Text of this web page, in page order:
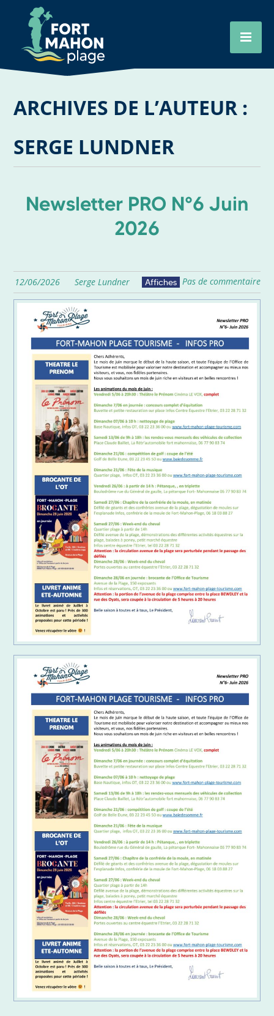
contenu
principal
ARCHIVES DE L’AUTEUR :
SERGE LUNDNER
Newsletter PRO N°6 Juin
2026
12/06/2026 Serge Lundner Affiches Pas de commentaire
Cookies management panel